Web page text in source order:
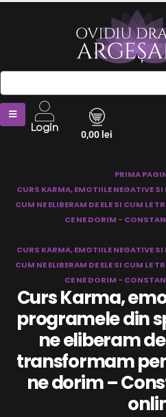
Login 0,00 lei
PRIMA
CURS KARMA, EMOTIILE NEGATIVE SI
CUM NE ELIBERAM DE ELE SI CUM LE
CE NE DORIM -
CURS KARMA, EMOTIILE NEGATIVE SI
CUM NE ELIBERAM DE ELE SI CUM LE
CE NE DORIM -
Curs Karma,
programele din
ne eliberam
transformam
ne dorim –